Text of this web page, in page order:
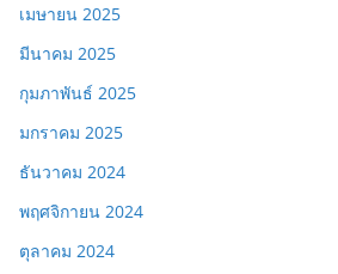
เมษายน 2025
มีนาคม 2025
กุมภาพันธ์ 2025
มกราคม 2025
ธันวาคม 2024
พฤศจิกายน 2024
ตุลาคม 2024